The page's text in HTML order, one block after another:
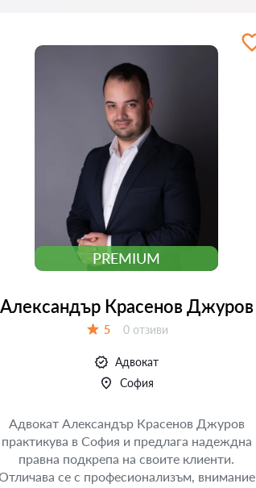
PREMIUM
Александър Красенов Джуров
5 Отзиви:
0 отзиви
Адвокат
София
Адвокат Александър Красенов Джуров
практикува в София и предлага надеждна
правна подкрепа на своите клиенти.
се с професионализъм, внимание